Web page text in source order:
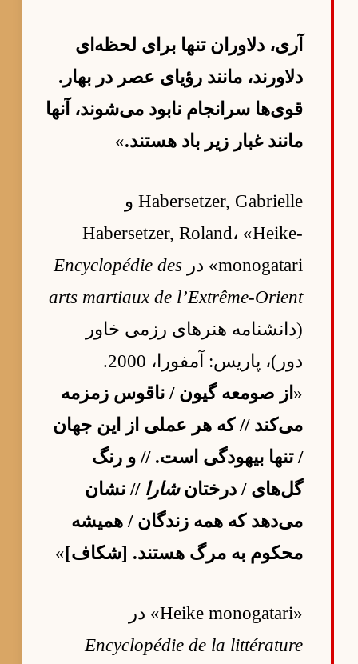
آری، دلاوران تنها برای لحظه‌ای
دلاورند، مانند رؤیای عصر در بهار.
قوی‌ها سرانجام نابود می‌شوند، آنها
مانند غبار زیر باد هستند.»
Habersetzer, Gabrielle و
Habersetzer, Roland، «Heike-
monogatari» در
Encyclopédie des
arts martiaux de l’Extrême-Orient
(دانشنامه هنرهای رزمی خاور
دور)، پاریس: آمفورا، 2000.
« از صومعه گیون / ناقوس زمزمه
می‌کند // که هر عملی از این جهان
/ تنها بیهودگی است. // و رنگ
گل‌های / درختانشارا // نشان
می‌دهد که همه زندگان / همیشه
محکوم به مرگ هستند. [شکاف]»
«Heike monogatari» در
Encyclopédie de la littérature